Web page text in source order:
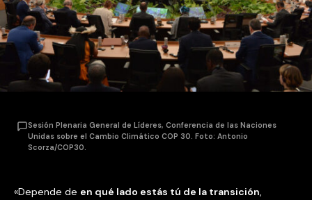
Sesión Plenaria General de Líderes, Conferencia de las Naciones
Unidas sobre el Cambio Climático COP 30. Foto: Antonio
Scorza/COP30.
«Depende de en qué lado estás tú de la transición,